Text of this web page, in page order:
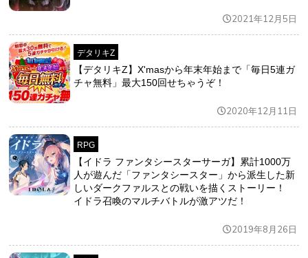
2021年12月5日
デタリキZ
【デタリキZ】X'masから年末年始まで「毎日5連ガ
チャ無料」最大150回せちゃうぞ！
2020年12月11日
RPG
【イドラ ファンタシースターサーガ】累計1000万
人が遊んだ「ファンタシースター」から派生した新
しいダークファルスとの戦いを描くストーリー！
イドラ召喚のマルチバトルが激アツだ！
2019年8月26日